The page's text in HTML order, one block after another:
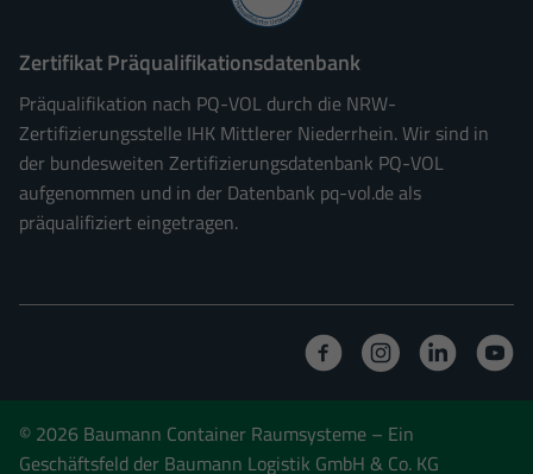
Zertifikat Präqualifikationsdatenbank
Präqualifikation nach PQ-VOL durch die NRW-
Zertifizierungsstelle IHK Mittlerer Niederrhein. Wir sind in
der bundesweiten Zertifizierungsdatenbank PQ-VOL
aufgenommen und in der Datenbank pq-vol.de als
präqualifiziert eingetragen.
© 2026 Baumann Container Raumsysteme – Ein
Geschäftsfeld der Baumann Logistik GmbH & Co. KG